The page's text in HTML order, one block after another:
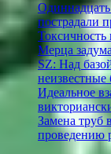
пострадали
Токсичность
Мерца
SZ: Над
Идеальное
Замена труб
проведению